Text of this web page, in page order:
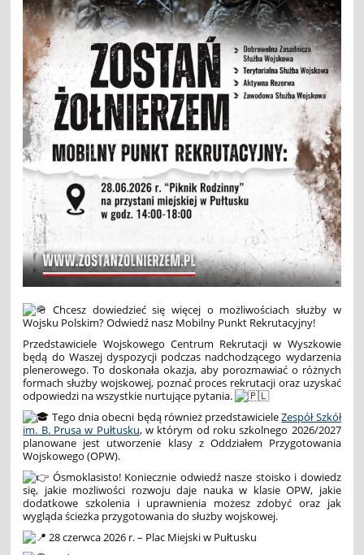
Chcesz dowiedzieć się więcej o możliwościach służby w
Wojsku Polskim? Odwiedź nasz Mobilny Punkt Rekrutacyjny!
Przedstawiciele Wojskowego Centrum Rekrutacji w Wyszkowie
będą do Waszej dyspozycji podczas nadchodzącego wydarzenia
plenerowego. To doskonała okazja, aby porozmawiać o różnych
formach służby wojskowej, poznać proces rekrutacji oraz uzyskać
odpowiedzi na wszystkie nurtujące pytania.
Tego dnia obecni będą również przedstawicieleZespół Szkół
im. B. Prusa w Pułtusku, w którym od roku szkolnego 2026/2027
planowane jest utworzenie klasy z Oddziałem Przygotowania
Wojskowego (OPW).
Ósmoklasisto! Koniecznie odwiedź nasze stoisko i dowiedz
się, jakie możliwości rozwoju daje nauka w klasie OPW, jakie
dodatkowe szkolenia i uprawnienia możesz zdobyć oraz jak
wygląda ścieżka przygotowania do służby wojskowej.
28 czerwca 2026 r. – Plac Miejski w Pułtusku